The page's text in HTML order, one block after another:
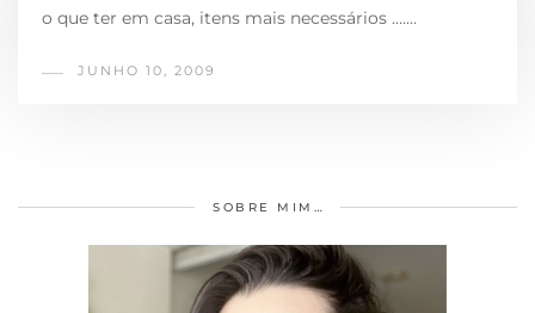
o que ter em casa, itens mais necessários ….…
JUNHO 10, 2009
SOBRE MIM…